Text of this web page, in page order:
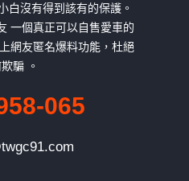
白沒有得到該有的保護。
一個真正可以自售愛車的
網友匿名爆料功能，杜絕
騙 。
065